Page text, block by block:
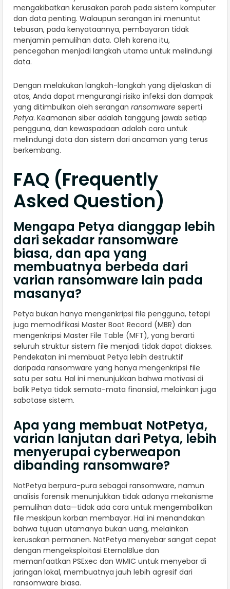
mengakibatkan kerusakan parah pada sistem komputer
dan data penting. Walaupun serangan ini menuntut
tebusan, pada kenyataannya, pembayaran tidak
menjamin pemulihan data. Oleh karena itu,
pencegahan menjadi langkah utama untuk melindungi
data.
Dengan melakukan langkah-langkah yang dijelaskan di
atas, Anda dapat mengurangi risiko infeksi dan dampak
yang ditimbulkan oleh serangan ransomware seperti
Petya. Keamanan siber adalah tanggung jawab setiap
pengguna, dan kewaspadaan adalah cara untuk
melindungi data dan sistem dari ancaman yang terus
berkembang.
FAQ (Frequently
Asked Question)
Mengapa Petya dianggap lebih
dari sekadar ransomware
biasa, dan apa yang
membuatnya berbeda dari
varian ransomware lain pada
masanya?
Petya bukan hanya mengenkripsi file pengguna, tetapi
juga memodifikasi Master Boot Record (MBR) dan
mengenkripsi Master File Table (MFT), yang berarti
seluruh struktur sistem file menjadi tidak dapat diakses.
Pendekatan ini membuat Petya lebih destruktif
daripada ransomware yang hanya mengenkripsi file
satu per satu. Hal ini menunjukkan bahwa motivasi di
balik Petya tidak semata-mata finansial, melainkan juga
sabotase sistem.
Apa yang membuat NotPetya,
varian lanjutan dari Petya, lebih
menyerupai cyberweapon
dibanding ransomware?
NotPetya berpura-pura sebagai ransomware, namun
analisis forensik menunjukkan tidak adanya mekanisme
pemulihan data—tidak ada cara untuk mengembalikan
file meskipun korban membayar. Hal ini menandakan
bahwa tujuan utamanya bukan uang, melainkan
kerusakan permanen. NotPetya menyebar sangat cepat
dengan mengeksploitasi EternalBlue dan
memanfaatkan PSExec dan WMIC untuk menyebar di
jaringan lokal, membuatnya jauh lebih agresif dari
ransomware biasa.